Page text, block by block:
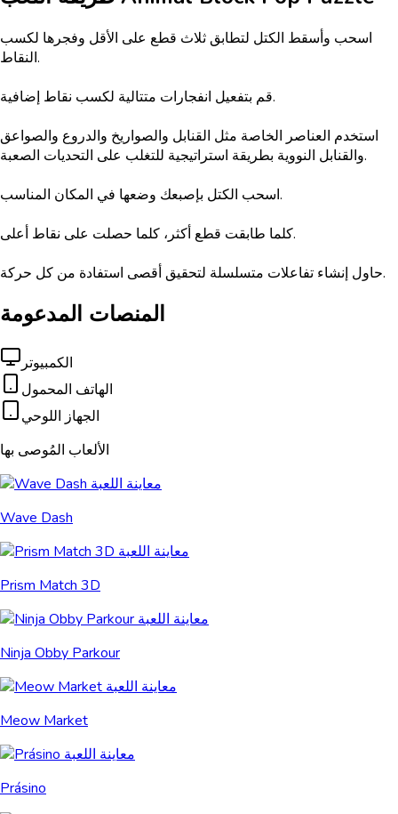
اسحب وأسقط الكتل لتطابق ثلاث قطع على الأقل وفجرها لكسب
النقاط.
قم بتفعيل انفجارات متتالية لكسب نقاط إضافية.
استخدم العناصر الخاصة مثل القنابل والصواريخ والدروع والصواعق
والقنابل النووية بطريقة استراتيجية للتغلب على التحديات الصعبة.
اسحب الكتل بإصبعك وضعها في المكان المناسب.
كلما طابقت قطع أكثر، كلما حصلت على نقاط أعلى.
حاول إنشاء تفاعلات متسلسلة لتحقيق أقصى استفادة من كل حركة.
المنصات المدعومة
الكمبيوتر
الهاتف المحمول
الجهاز اللوحي
الألعاب المُوصى بها
Wave Dash
Prism Match 3D
Ninja Obby Parkour
Meow Market
Prásino